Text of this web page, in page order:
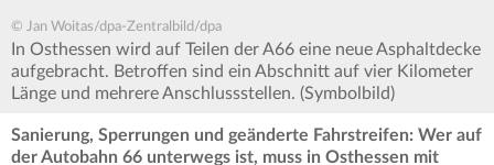
© Jan Woitas/dpa-Zentralbild/dpa
In Osthessen wird auf Teilen der A66 eine neue Asphaltdecke
aufgebracht. Betroffen sind ein Abschnitt auf vier Kilometer
Länge und mehrere Anschlussstellen. (Symbolbild)
Sanierung, Sperrungen und geänderte Fahrstreifen: Wer auf
der Autobahn 66 unterwegs ist, muss in Osthessen mit